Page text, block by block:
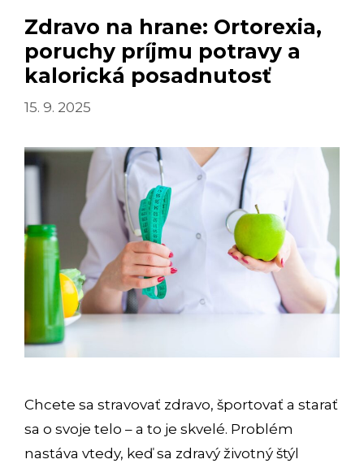
ŽIVOT
Zdravo na hrane: Ortorexia,
poruchy príjmu potravy a
kalorická posadnutosť
15. 9. 2025
Chcete sa stravovať zdravo, športovať a starať
sa o svoje telo – a to je skvelé. Problém
nastáva vtedy, keď sa zdravý životný štýl